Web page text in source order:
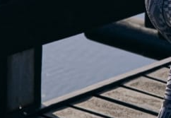
recursos infalíveis do aplicativo adidas